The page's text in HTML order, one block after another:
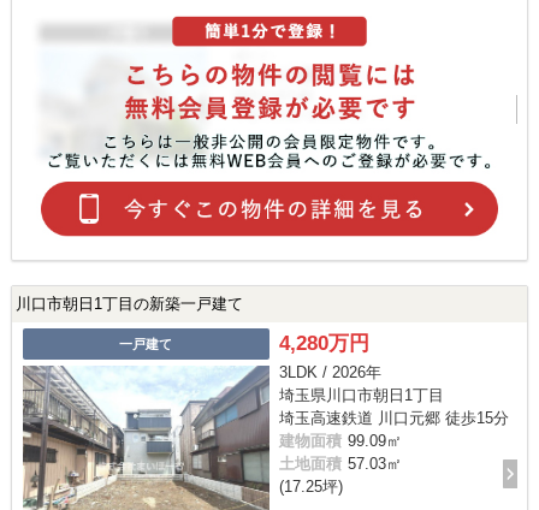
川口市朝日1丁目の新築一戸建て
一戸建て 4,280万円
3LDK / 2026年
埼玉県川口市朝日1丁目
埼玉高速鉄道 川口元郷 徒歩15分
建物面積 99.09㎡
土地面積 57.03㎡
(17.25坪)